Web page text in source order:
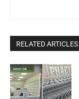
RELATED ARTICLES